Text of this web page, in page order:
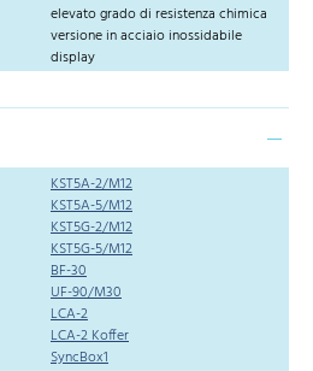
elevato grado di resistenza chimica
versione in acciaio inossidabile
display
KST5A-2/M12
KST5A-5/M12
KST5G-2/M12
KST5G-5/M12
BF-30
UF-90/M30
LCA-2
LCA-2 Koffer
SyncBox1